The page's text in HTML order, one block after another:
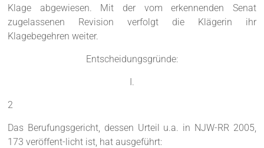
Klage abgewiesen. Mit der vom erkennenden Senat
zugelassenen Revision verfolgt die Klägerin ihr
Klagebegehren weiter.
Entscheidungsgründe:
I.
2
Das Berufungsgericht, dessen Urteil u.a. in NJW-RR 2005,
173 veröffent-licht ist, hat ausgeführt: